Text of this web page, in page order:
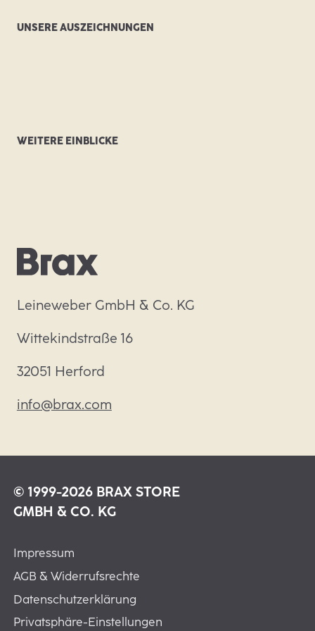
Initiativbewerbung
UNSERE AUSZEICHNUNGEN
WEITERE EINBLICKE
Leineweber GmbH & Co. KG
Wittekindstraße 16
32051 Herford
info@brax.com
© 1999-2026 BRAX STORE
GMBH & CO. KG
Impressum
AGB & Widerrufsrechte
Datenschutzerklärung
Privatsphäre-Einstellungen